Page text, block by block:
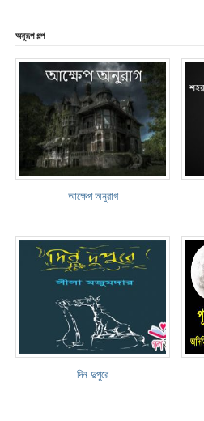
অনুরূপ গল্প
আক্ষেপ অনুরাগ
দিন-দুপুরে